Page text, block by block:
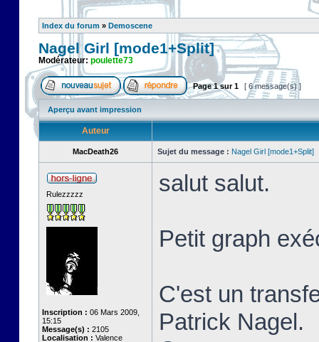
Index du forum » Demoscene
Nagel Girl [mode1+Split]
Modérateur: poulette73
Page1sur1 [ 6 message(s) ]
Aperçu avant impression
Auteur
MacDeath26 Sujet du message : Nagel Girl [mode1+Split]
Rulezzzzz
Inscription : 06 Mars 2009,
15:15
Message(s) : 2105
Localisation : Valence
salut salut.
Petit graph
C'est un
Patrick Nagel.